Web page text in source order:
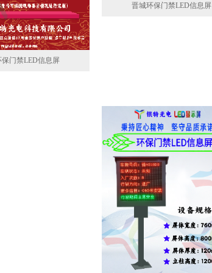
保门禁LED信息屏
晋城环保门禁LED信息屏